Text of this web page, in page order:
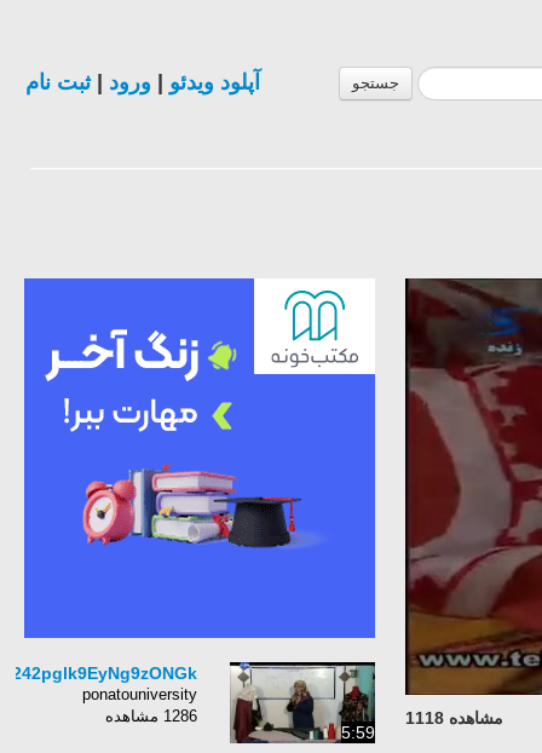
جستجو آپلود ویدئو ورود |ثبت نام
مشاهده 1118
5:59
ponatouniversity
1286 مشاهده